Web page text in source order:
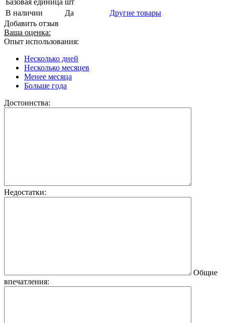
Базовая единица шт
В наличии
Да
Другие товары
Добавить отзыв
Ваша оценка:
Опыт использования:
Несколько дней
Несколько месяцев
Менее месяца
Больше года
Достоинства:
Недостатки:
Общие
впечатления: